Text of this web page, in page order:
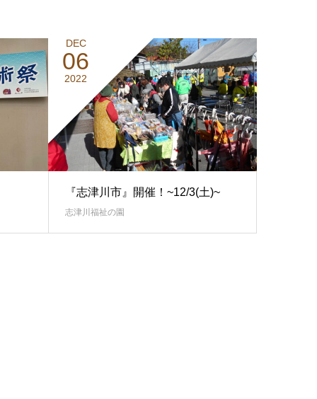
DEC
06
2022
『志津川市』開催！~12/3(土)~
志津川福祉の園